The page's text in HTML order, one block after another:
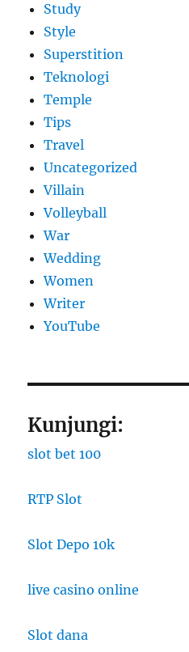
Study
Style
Superstition
Teknologi
Temple
Tips
Travel
Uncategorized
Villain
Volleyball
War
Wedding
Women
Writer
YouTube
Kunjungi:
slot bet 100
RTP Slot
Slot Depo 10k
live casino online
Slot dana